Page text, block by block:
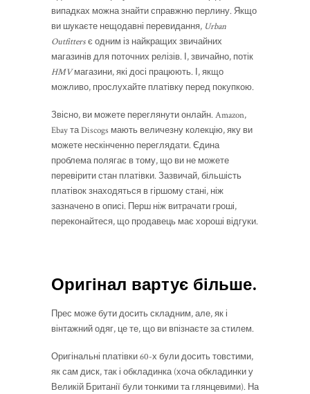
випадках можна знайти справжню перлину. Якщо
ви шукаєте нещодавні перевидання, Urban
Outfittersє одним із найкращих звичайних
магазинів для поточних релізів. І, звичайно, потік
HMVмагазини, які досі працюють. І, якщо
можливо, прослухайте платівку перед покупкою.
Звісно, ви можете переглянути онлайн. Amazon,
Ebay та Discogs мають величезну колекцію, яку ви
можете нескінченно переглядати. Єдина
проблема полягає в тому, що ви не можете
перевірити стан платівки. Зазвичай, більшість
платівок знаходяться в гіршому стані, ніж
зазначено в описі. Перш ніж витрачати гроші,
переконайтеся, що продавець має хороші відгуки.
Оригінал вартує більше.
Прес може бути досить складним, але, як і
вінтажний одяг, це те, що ви впізнаєте за стилем.
Оригінальні платівки 60-х були досить товстими,
як сам диск, так і обкладинка (хоча обкладинки у
Великій Британії були тонкими та глянцевими). На